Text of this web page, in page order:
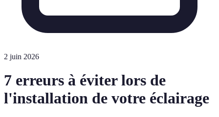
2 juin 2026
7 erreurs à éviter lors de
l'installation de votre éclairage